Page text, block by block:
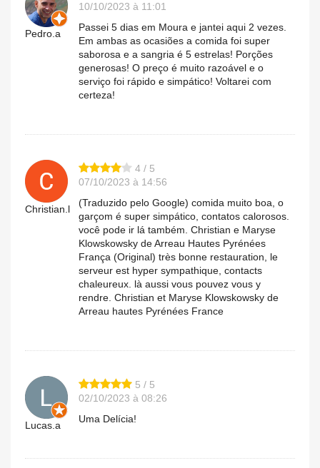
Pedro.a
10/10/2023 à 11:01
Passei 5 dias em Moura e jantei aqui 2 vezes.
Em ambas as ocasiões a comida foi super
saborosa e a sangria é 5 estrelas! Porções
generosas! O preço é muito razoável e o
serviço foi rápido e simpático! Voltarei com
certeza!
Christian.l
4 / 5
07/10/2023 à 14:56
(Traduzido pelo Google) comida muito boa, o
garçom é super simpático, contatos calorosos.
você pode ir lá também. Christian e Maryse
Klowskowsky de Arreau Hautes Pyrénées
França (Original) très bonne restauration, le
serveur est hyper sympathique, contacts
chaleureux. là aussi vous pouvez vous y
rendre. Christian et Maryse Klowskowsky de
Arreau hautes Pyrénées France
Lucas.a
5 / 5
02/10/2023 à 08:26
Uma Delícia!